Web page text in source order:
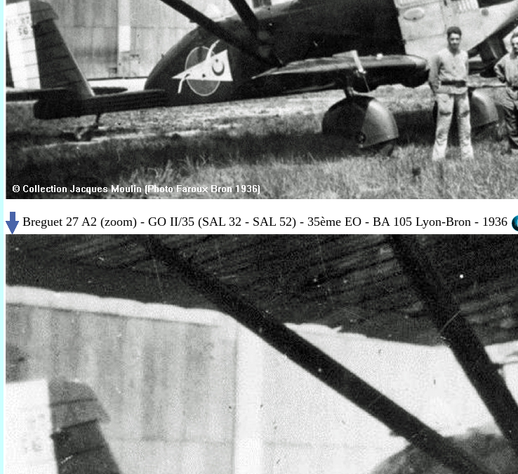
Breguet 27 A2 (zoom) - GO II/35 (SAL 32 - SAL 52) - 35ème EO - BA 105 Lyon-Bron - 1936